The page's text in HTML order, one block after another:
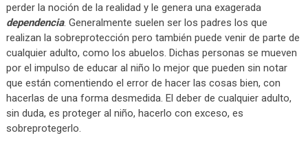
perder la noción de la realidad y le genera una exagerada
dependencia. Generalmente suelen ser los padres los que
realizan la sobreprotección pero también puede venir de parte de
cualquier adulto, como los abuelos. Dichas personas se mueven
por el impulso de educar al niño lo mejor que pueden sin notar
que están comentiendo el error de hacer las cosas bien, con
hacerlas de una forma desmedida. El deber de cualquier adulto,
sin duda, es proteger al niño, hacerlo con exceso, es
sobreprotegerlo.